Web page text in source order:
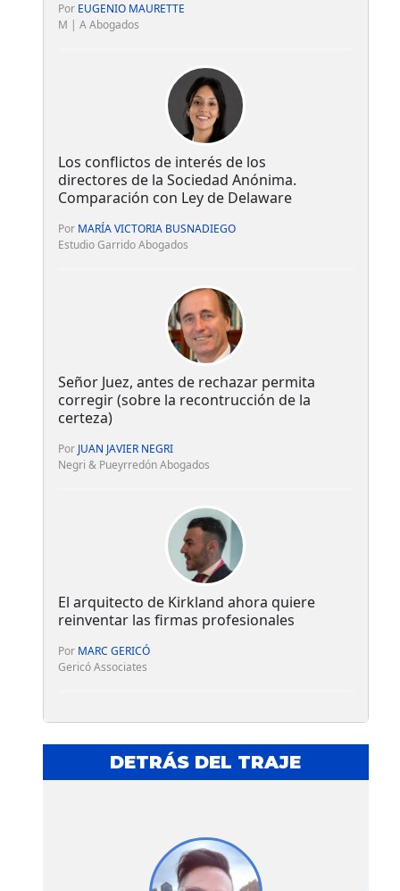
Por EUGENIO MAURETTE
M | A Abogados
Los conflictos de interés de los
directores de la Sociedad Anónima.
Comparación con Ley de Delaware
Por MARÍA VICTORIA BUSNADIEGO
Estudio Garrido Abogados
Señor Juez, antes de rechazar permita
corregir (sobre la recontrucción de la
certeza)
Por JUAN JAVIER NEGRI
Negri & Pueyrredón Abogados
El arquitecto de Kirkland ahora quiere
reinventar las firmas profesionales
Por MARC GERICÓ
Gericó Associates
DETRÁS DEL TRAJE